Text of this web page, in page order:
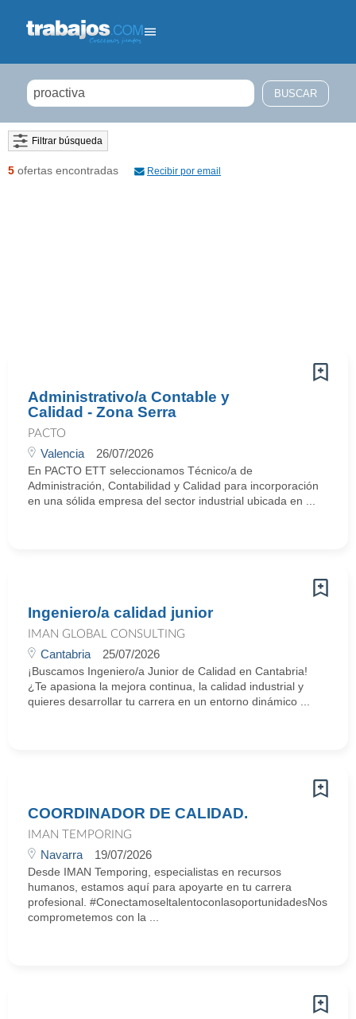
Filtrar búsqueda
5 ofertas encontradas Recibir por email
Administrativo/a Contable y
Calidad - Zona Serra
PACTO
Valencia 26/07/2026
En PACTO ETT seleccionamos Técnico/a de
Administración, Contabilidad y Calidad para incorporación
en una sólida empresa del sector industrial ubicada en ...
Ingeniero/a calidad junior
IMAN GLOBAL CONSULTING
Cantabria 25/07/2026
¡Buscamos Ingeniero/a Junior de Calidad en Cantabria!
¿Te apasiona la mejora continua, la calidad industrial y
quieres desarrollar tu carrera en un entorno dinámico ...
COORDINADOR DE CALIDAD.
IMAN TEMPORING
Navarra 19/07/2026
Desde IMAN Temporing, especialistas en recursos
humanos, estamos aquí para apoyarte en tu carrera
profesional. #ConectamoseltalentoconlasoportunidadesNos
comprometemos con la ...